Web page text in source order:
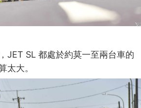
JET SL 都處於約莫一至兩台車的
太大。